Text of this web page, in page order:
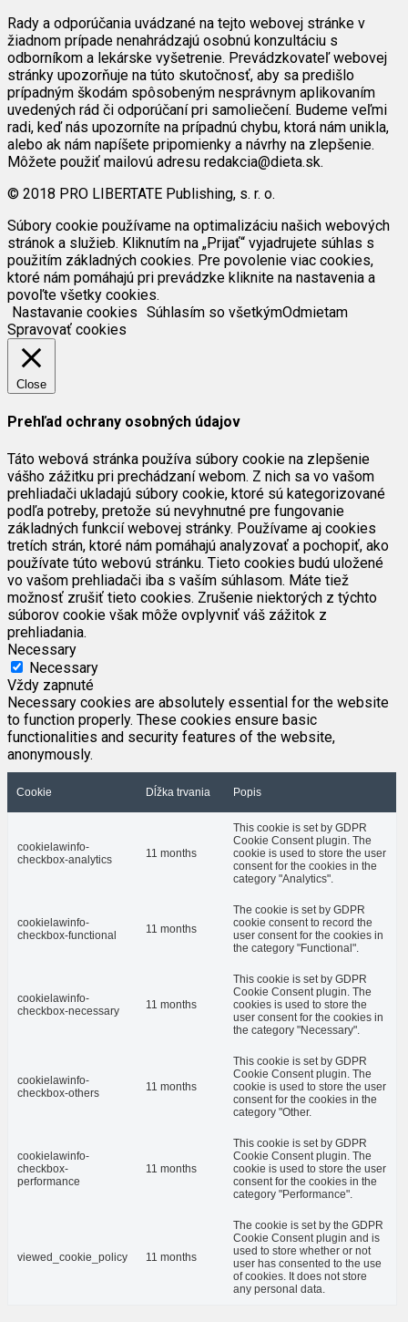
Rady a odporúčania uvádzané na tejto webovej stránke v
žiadnom prípade nenahrádzajú osobnú konzultáciu s
odborníkom a lekárske vyšetrenie. Prevádzkovateľ webovej
stránky upozorňuje na túto skutočnosť, aby sa predišlo
prípadným škodám spôsobeným nesprávnym aplikovaním
uvedených rád či odporúčaní pri samoliečení. Budeme veľmi
radi, keď nás upozorníte na prípadnú chybu, ktorá nám unikla,
alebo ak nám napíšete pripomienky a návrhy na zlepšenie.
Môžete použiť mailovú adresu redakcia@dieta.sk.
© 2018 PRO LIBERTATE Publishing, s. r. o.
Súbory cookie používame na optimalizáciu našich webových
stránok a služieb. Kliknutím na „Prijať“ vyjadrujete súhlas s
použitím základných cookies. Pre povolenie viac cookies,
ktoré nám pomáhajú pri prevádzke kliknite na nastavenia a
povoľte všetky cookies.
Nastavanie cookies Súhlasím so všetkýmOdmietam
Spravovať cookies
Close
Prehľad ochrany osobných údajov
Táto webová stránka používa súbory cookie na zlepšenie
vášho zážitku pri prechádzaní webom. Z nich sa vo vašom
prehliadači ukladajú súbory cookie, ktoré sú kategorizované
podľa potreby, pretože sú nevyhnutné pre fungovanie
základných funkcií webovej stránky. Používame aj cookies
tretích strán, ktoré nám pomáhajú analyzovať a pochopiť, ako
používate túto webovú stránku. Tieto cookies budú uložené
vo vašom prehliadači iba s vaším súhlasom. Máte tiež
možnosť zrušiť tieto cookies. Zrušenie niektorých z týchto
súborov cookie však môže ovplyvniť váš zážitok z
prehliadania.
Necessary
Necessary
Vždy zapnuté
Necessary cookies are absolutely essential for the website
to function properly. These cookies ensure basic
functionalities and security features of the website,
anonymously.
Cookie Dĺžka trvania Popis
cookielawinfo-
checkbox-analytics
11 months
This cookie is set by GDPR
Cookie Consent plugin. The
cookie is used to store the user
consent for the cookies in the
category "Analytics".
cookielawinfo-
checkbox-functional
11 months
The cookie is set by GDPR
cookie consent to record the
user consent for the cookies in
the category "Functional".
cookielawinfo-
checkbox-necessary
11 months
This cookie is set by GDPR
Cookie Consent plugin. The
cookies is used to store the
user consent for the cookies in
the category "Necessary".
cookielawinfo-
checkbox-others
11 months
This cookie is set by GDPR
Cookie Consent plugin. The
cookie is used to store the user
consent for the cookies in the
category "Other.
cookielawinfo-
checkbox-
performance
11 months
This cookie is set by GDPR
Cookie Consent plugin. The
cookie is used to store the user
consent for the cookies in the
category "Performance".
viewed_cookie_policy 11 months
The cookie is set by the GDPR
Cookie Consent plugin and is
used to store whether or not
user has consented to the use
of cookies. It does not store
any personal data.